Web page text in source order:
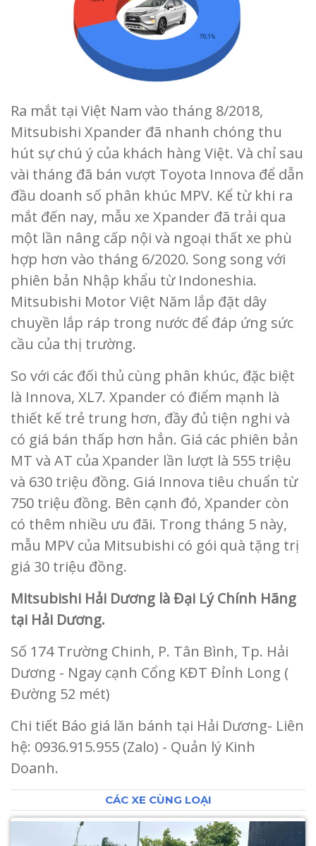
Ra mắt tại Việt Nam vào tháng 8/2018,
Mitsubishi Xpander đã nhanh chóng thu
hút sự chú ý của khách hàng Việt. Và chỉ sau
vài tháng đã bán vượt Toyota Innova để dẫn
đầu doanh số phân khúc MPV. Kể từ khi ra
mắt đến nay, mẫu xe Xpander đã trải qua
một lần nâng cấp nội và ngoại thất xe phù
hợp hơn vào tháng 6/2020. Song song với
phiên bản Nhập khẩu từ Indoneshia.
Mitsubishi Motor Việt Năm lắp đặt dây
chuyền lắp ráp trong nước để đáp ứng sức
cầu của thị trường.
So với các đối thủ cùng phân khúc, đặc biệt
là Innova, XL7. Xpander có điểm mạnh là
thiết kế trẻ trung hơn, đầy đủ tiện nghi và
có giá bán thấp hơn hẳn. Giá các phiên bản
MT và AT của Xpander lần lượt là 555 triệu
và 630 triệu đồng. Giá Innova tiêu chuẩn từ
750 triệu đồng. Bên cạnh đó, Xpander còn
có thêm nhiều ưu đãi. Trong tháng 5 này,
mẫu MPV của Mitsubishi có gói quà tặng trị
giá 30 triệu đồng.
Mitsubishi Hải Dương là Đại Lý Chính Hãng
tại Hải Dương.
Số 174 Trường Chinh, P. Tân Bình, Tp. Hải
Dương - Ngay cạnh Cổng KĐT Đỉnh Long (
Đường 52 mét)
Chi tiết Báo giá lăn bánh tại Hải Dương- Liên
hệ: 0936.915.955 (Zalo) - Quản lý Kinh
Doanh.
CÁC XE CÙNG LOẠI